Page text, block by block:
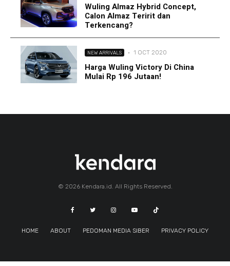
Wuling Almaz Hybrid Concept,
Calon Almaz Teririt dan
Terkencang?
NEW ARRIVALS · 1 OCT 2020
Harga Wuling Victory Di China
Mulai Rp 196 Jutaan!
© 2026 Kendara.id. All Rights Reserved.
HOME ABOUT PEDOMAN MEDIA SIBER PRIVACY POLICY